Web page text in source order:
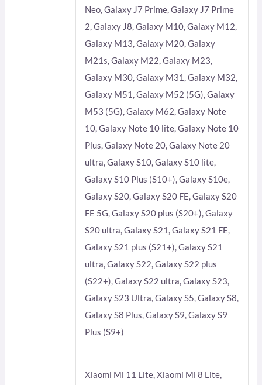
Neo, Galaxy J7 Prime, Galaxy J7 Prime
2, Galaxy J8, Galaxy M10, Galaxy M12,
Galaxy M13, Galaxy M20, Galaxy
M21s, Galaxy M22, Galaxy M23,
Galaxy M30, Galaxy M31, Galaxy M32,
Galaxy M51, Galaxy M52 (5G), Galaxy
M53 (5G), Galaxy M62, Galaxy Note
10, Galaxy Note 10 lite, Galaxy Note 10
Plus, Galaxy Note 20, Galaxy Note 20
ultra, Galaxy S10, Galaxy S10 lite,
Galaxy S10 Plus (S10+), Galaxy S10e,
Galaxy S20, Galaxy S20 FE, Galaxy S20
FE 5G, Galaxy S20 plus (S20+), Galaxy
S20 ultra, Galaxy S21, Galaxy S21 FE,
Galaxy S21 plus (S21+), Galaxy S21
ultra, Galaxy S22, Galaxy S22 plus
(S22+), Galaxy S22 ultra, Galaxy S23,
Galaxy S23 Ultra, Galaxy S5, Galaxy S8,
Galaxy S8 Plus, Galaxy S9, Galaxy S9
Plus (S9+)
Xiaomi Mi 11 Lite, Xiaomi Mi 8 Lite,